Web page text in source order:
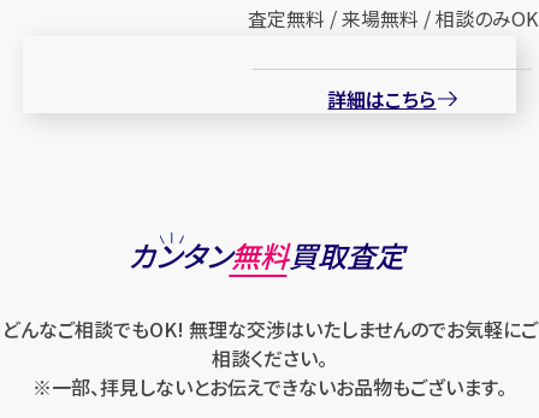
査定無料 / 来場無料 / 相談のみOK
詳細はこちら
カンタン無料買取査定
どんなご相談でもOK! 無理な交渉はいたしませんのでお気軽にご
相談ください。
※一部、拝見しないとお伝えできないお品物もございます。